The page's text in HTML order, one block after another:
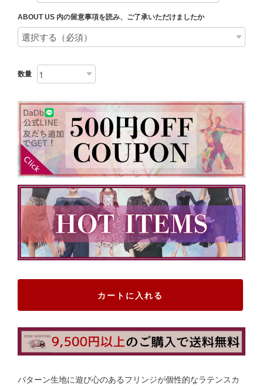
ABOUT US 内の留意事項を読み、ご了承いただけましたか
数量
カートに入れる
パターン生地に遊び心のあるフリンジが個性的なラテンスカ